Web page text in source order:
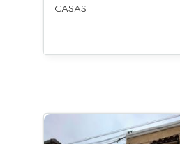
CASAS